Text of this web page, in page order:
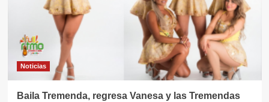
Noticias
Baila Tremenda, regresa Vanesa y las Tremendas